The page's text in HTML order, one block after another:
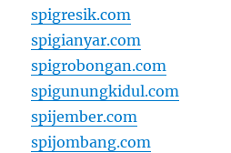
spigresik.com
spigianyar.com
spigrobongan.com
spigunungkidul.com
spijember.com
spijombang.com